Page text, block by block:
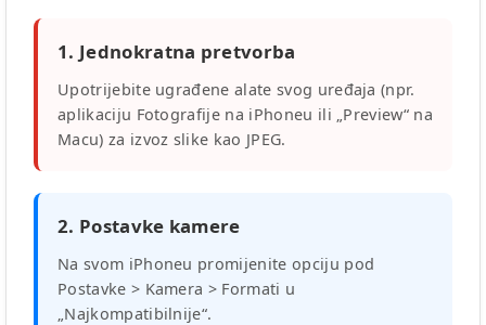
1. Jednokratna pretvorba
Upotrijebite ugrađene alate svog uređaja (npr.
aplikaciju Fotografije na iPhoneu ili „Preview“ na
Macu) za izvoz slike kao JPEG.
2. Postavke kamere
Na svom iPhoneu promijenite opciju pod
Postavke > Kamera > Formati u
„Najkompatibilnije“.